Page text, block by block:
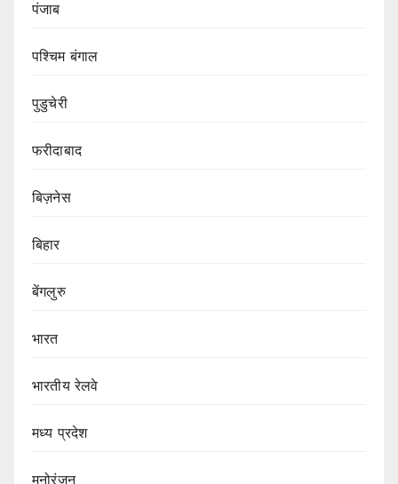
पंजाब
पश्चिम बंगाल
पुडुचेरी
फरीदाबाद
बिज़नेस
बिहार
बेंगलुरु
भारत
भारतीय रेलवे
मध्य प्रदेश
मनोरंजन